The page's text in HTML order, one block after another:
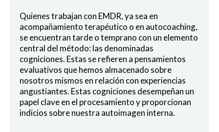
Quienes trabajan con EMDR, ya sea en
acompañamiento terapéutico o en autocoaching,
se encuentran tarde o temprano con un elemento
central del método: las denominadas
cogniciones. Estas se refieren a pensamientos
evaluativos que hemos almacenado sobre
nosotros mismos en relación con experiencias
angustiantes. Estas cogniciones desempeñan un
papel clave en el procesamiento y proporcionan
indicios sobre nuestra autoimagen interna.